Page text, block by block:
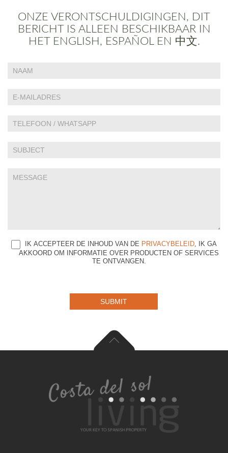
ONZE VERONTSCHULDIGINGEN, DIT
BERICHT IS ALLEEN BESCHIKBAAR IN
HET ENGLISH, ESPAÑOL EN 中文.
Contact
IK ACCEPTEER DE INHOUD VAN DE PRIVACYBELEID, IK GA
AKKOORD OM INFORMATIE OVER PRODUCTEN OF SERVICES
TE ONTVANGEN.
Indien
mens
laat
leeg:.
SUBMIT